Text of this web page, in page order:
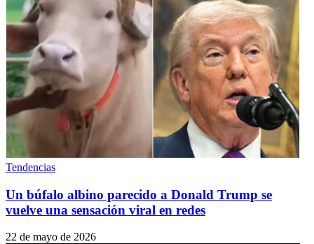
Tendencias
Un búfalo albino parecido a Donald Trump se
vuelve una sensación viral en redes
22 de mayo de 2026